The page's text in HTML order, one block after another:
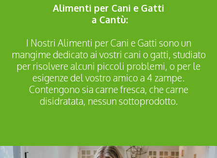
Alimenti per Cani e Gatti
a Cantù:
I Nostri Alimenti per Cani e Gatti sono un
mangime dedicato ai vostri cani o gatti, studiato
per risolvere alcuni piccoli problemi, o per le
esigenze del vostro amico a 4 zampe.
Contengono sia carne fresca, che carne
disidratata, nessun sottoprodotto.